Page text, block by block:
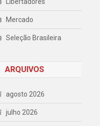
Libertadores
Mercado
Seleção Brasileira
ARQUIVOS
agosto 2026
julho 2026